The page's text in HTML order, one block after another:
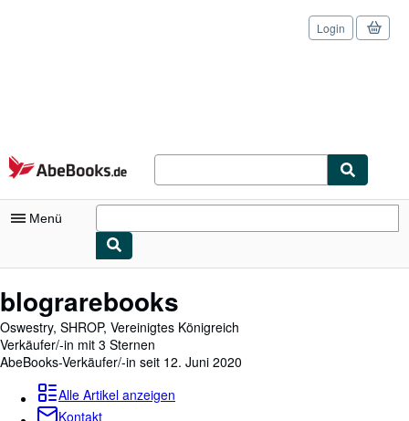
Zum Hauptinhalt
AbeBooks.de
Login
Menü
Meine Bestellungen
Logout
Detailsuche
Sammlungen
blograrebooks
Oswestry, SHROP, Vereinigtes Königreich
Verkäufer/-in mit 3 Sternen
AbeBooks-Verkäufer/-in seit 12. Juni 2020
Alle Artikel anzeigen
Kontakt